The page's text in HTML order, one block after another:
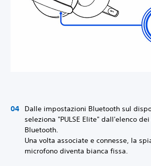
Dalle impostazioni Bluetooth sul
seleziona "PULSE Elite" dall'elenco
Bluetooth.
Una volta associate e connesse, la
microfono diventa bianca fissa.